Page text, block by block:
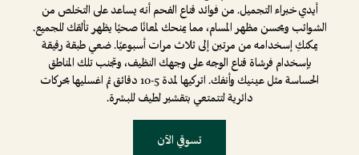
أيدي خبراء التجميل. من فوائد قناع الفحم أنه يساعد على التخلص من
الشوائب ويحسن مظهر المسام، مما يمنحك لمعانًا صحيًا يظهر تألقك للجميع.
يمكنكِ إسخدامه من مرتين إلى ثلاث مرات أسبوعيًا. ضعي طبقة رقيقة
بإسخدام فرشاة قناع الوجه على وجهك النظيف، وتجنب تلك المناطق
الحساسة مثل عينيك وأنفك. اتركيها لمدة 5-10 دقائق ثم اغسليها بحركات
دائرية لتتمتعي بتقشير لطيف للبشرة.
تسوقي الآن